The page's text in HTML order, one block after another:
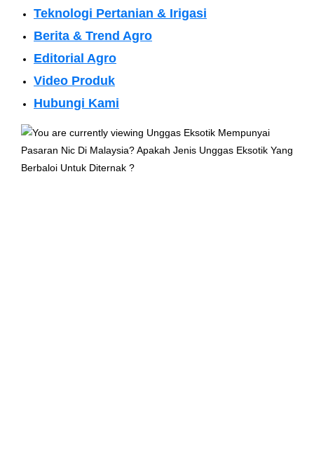
Teknologi Pertanian & Irigasi
Berita & Trend Agro
Editorial Agro
Video Produk
Hubungi Kami